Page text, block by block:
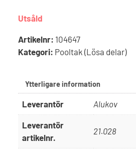
Utsåld
Artikelnr: 104647
Kategori: Pooltak (Lösa delar)
Ytterligare information
Leverantör Alukov
Leverantör
artikelnr.
21.028